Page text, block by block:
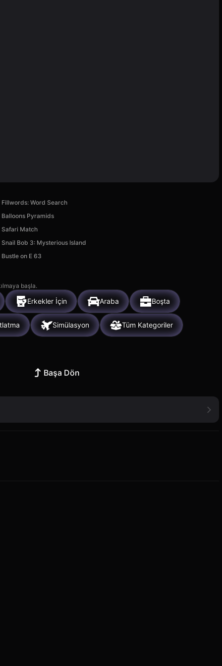
Fillwords: Word Search
Balloons Pyramids
Safari Match
Snail Bob 3: Mysterious Island
Bustle on E 63
başla.
Erkekler İçin Araba Boşta
Simülasyon Tüm Kategoriler
Başa Dön